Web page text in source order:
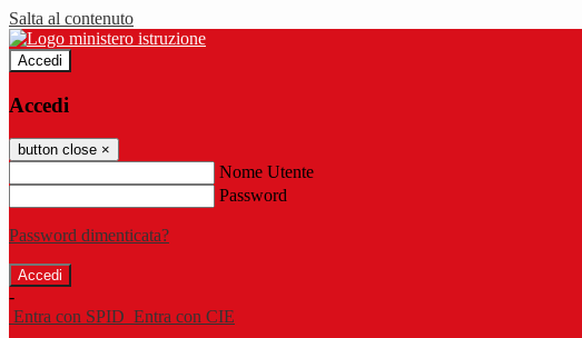
Salta al contenuto
Accedi
Accedi
button close ×
Nome Utente
Password
Password dimenticata?
-
Entra con SPID Entra con CIE